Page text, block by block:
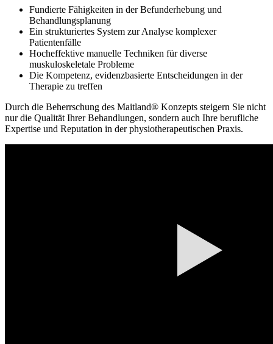
Fundierte Fähigkeiten in der Befunderhebung und
Behandlungsplanung
Ein strukturiertes System zur Analyse komplexer
Patientenfälle
Hocheffektive manuelle Techniken für diverse
muskuloskeletale Probleme
Die Kompetenz, evidenzbasierte Entscheidungen in der
Therapie zu treffen
Durch die Beherrschung des Maitland® Konzepts steigern Sie nicht
nur die Qualität Ihrer Behandlungen, sondern auch Ihre berufliche
Expertise und Reputation in der physiotherapeutischen Praxis.